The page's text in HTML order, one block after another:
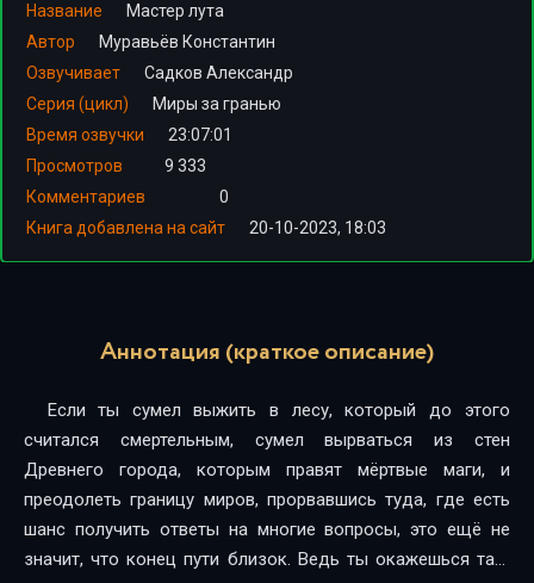
Название
Мастер лута
Автор
Муравьёв Константин
Озвучивает
Садков Александр
Серия (цикл)
Миры за гранью
Время озвучки
23:07:01
Просмотров
9 333
Комментариев
0
Книга добавлена на сайт
20-10-2023, 18:03
Аннотация (краткое описание)
Если ты сумел выжить в лесу, который до этого
считался смертельным, сумел вырваться из стен
Древнего города, которым правят мёртвые маги, и
преодолеть границу миров, прорвавшись туда, где есть
шанс получить ответы на многие вопросы, это ещё не
значит, что конец пути близок. Ведь ты окажешься там,